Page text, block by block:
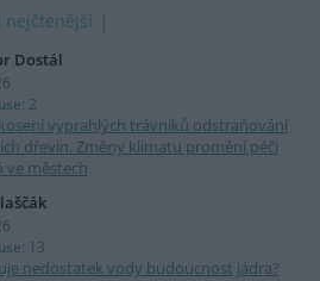
nejčtenější
Dostál
2
vyprahlých trávníků odstraňování
dřevin. Změny klimatu promění péči
ve městech
13
nedostatek vody budoucnost jádra?